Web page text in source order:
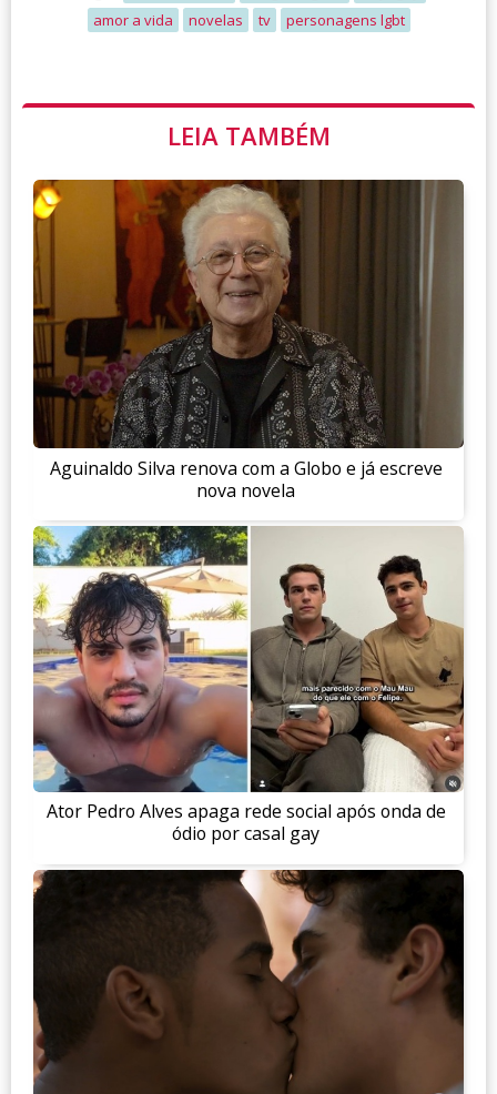
amor a vida
novelas tv personagens lgbt
LEIA TAMBÉM
Aguinaldo Silva renova com a Globo e já escreve
nova novela
Ator Pedro Alves apaga rede social após onda de
ódio por casal gay